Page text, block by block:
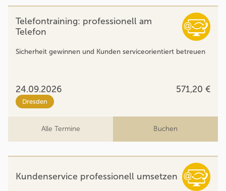
Telefontraining: professionell am
Telefon
Sicherheit gewinnen und Kunden serviceorientiert betreuen
24.09.2026 571,20 €
Dresden
Alle Termine Buchen
Kundenservice professionell umsetzen